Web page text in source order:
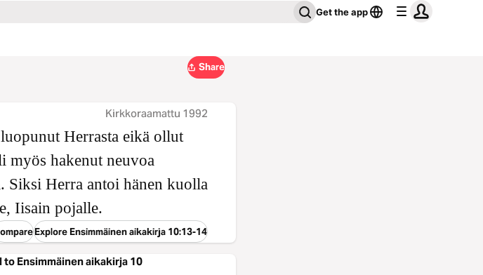
Get the app
Share
Kirkkoraamattu 1992
Herrasta eikä ollut
myös hakenut neuvoa
Siksi Herra antoi hänen kuolla
Iisain pojalle.
Explore Ensimmäinen aikakirja 10:13-14
to Ensimmäinen aikakirja 10